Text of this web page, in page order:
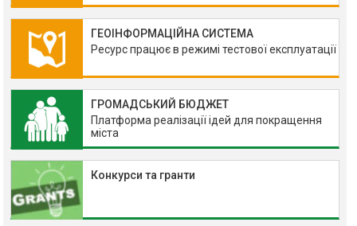
ГЕОІНФОРМАЦІЙНА СИСТЕМА
Ресурс працює в режимі тестової експлуатації
ГРОМАДСЬКИЙ БЮДЖЕТ
Платформа реалізації ідей для покращення
міста
Конкурси та гранти